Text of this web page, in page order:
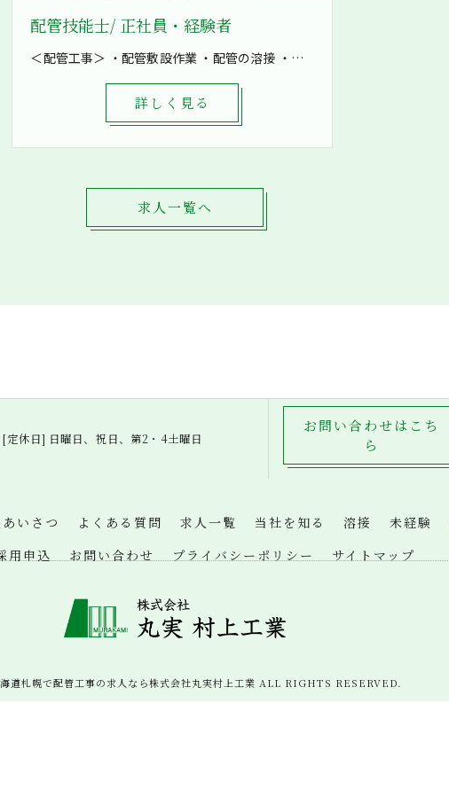
配管技能士/ 正社員・経験者
＜配管工事＞ ・配管敷設作業 ・配管の溶接 ・鋼製架台の製作など ・空気の配管 ・油配管 ・水配管 ・燃料配管などを加工 8割現場での作業となり、発電所や工場といった大きな現場も施工しています！ まずは先輩補助として軽作業から一緒に作業をしていきます。 1現場4～8名で対応し、困ったときもすぐに相談出来る環境です。
詳しく見る
求人一覧へ
休日] 日曜日、祝日、第2・4土曜日
お問い合わせはこち
ら
いさつ よくある質問 求人一覧 当社を知る 溶接 未経験
用申込 お問い合わせ プライバシーポリシー サイトマップ
道札幌で配管工事の求人なら株式会社丸実村上工業 ALL RIGHTS RESERVED.